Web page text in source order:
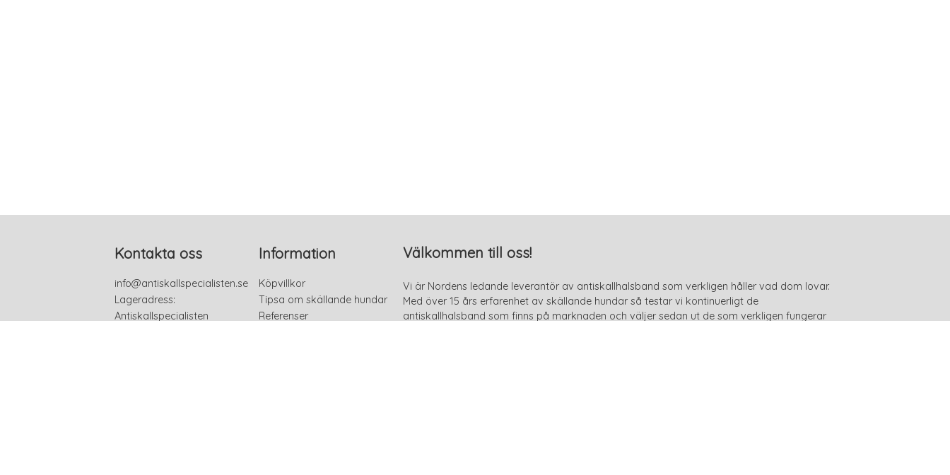
Kontakta oss
info@antiskallspecialisten.se
Lageradress:
Antiskallspecialisten
Information
Köpvillkor
Tipsa om skällande hundar
Referenser
Välkommen till oss!
Vi är Nordens ledande leverantör av antiskallhalsband som verkligen håller vad dom lovar.
Med över 15 års erfarenhet av skällande hundar så testar vi kontinuerligt de
antiskallhalsband som finns på marknaden och väljer sedan ut de som verkligen fungerar